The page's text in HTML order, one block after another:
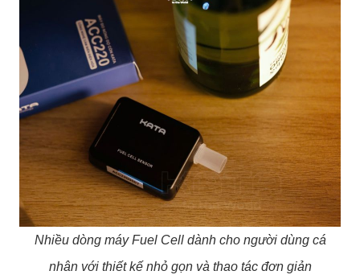
Nhiều dòng máy Fuel Cell dành cho người dùng cá
nhân với thiết kế nhỏ gọn và thao tác đơn giản